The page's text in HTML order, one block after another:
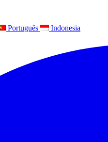
Português
Indonesia